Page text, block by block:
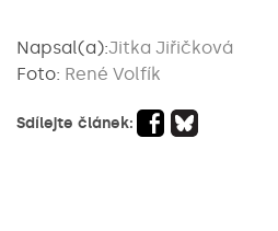
Napsal(a):Jitka Jiřičková
Foto: René Volfík
Sdílejte článek: